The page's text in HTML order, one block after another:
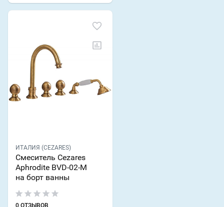
ИТАЛИЯ (CEZARES)
Смеситель Cezares
Aphrodite BVD-02-M
на борт ванны
0 ОТЗЫВОВ